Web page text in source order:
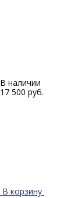
В наличии
17 500 руб.
В корзину